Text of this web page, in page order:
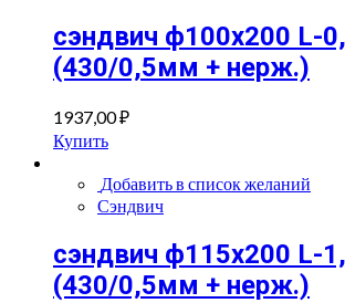
сэндвич ф100х200 L-
(430/0,5мм + нерж.)
1937,00₽
Купить
Добавить в список желаний
Сэндвич
сэндвич ф115х200 L-
(430/0,5мм + нерж.)